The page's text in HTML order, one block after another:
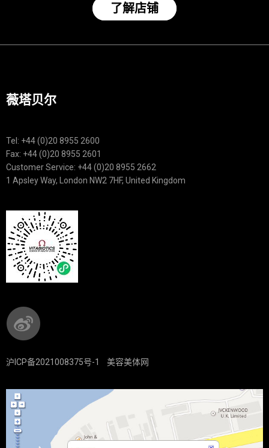
了解店铺
薇塔贝尔
Tel: +44 (0)20 8955 2600
Fax: +44 (0)20 8955 2601
Customer Service: +44 (0)20 8955 2662
1 Apsley Way, London NW2 7HF, United Kingdom
沪ICP备2021008375号-1 美容美体网